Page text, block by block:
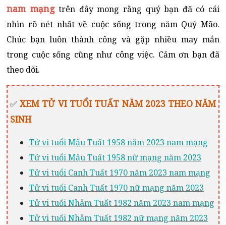
nam mạngtrên đây mong rằng quý bạn đã có cái
nhìn rõ nét nhất về cuộc sống trong năm Quý Mão.
Chúc bạn luôn thành công và gặp nhiều may mắn
trong cuộc sống cũng như công việc. Cảm ơn bạn đã
theo dõi.
✅ XEM TỬ VI TUỔI TUẤT NĂM 2023 THEO NĂM
SINH
Tử vi tuổi Mậu Tuất 1958 năm 2023 nam mạng
Tử vi tuổi Mậu Tuất 1958 nữ mạng năm 2023
Tử vi tuổi Canh Tuất 1970 năm 2023 nam mạng
Tử vi tuổi Canh Tuất 1970 nữ mạng năm 2023
Tử vi tuổi Nhâm Tuất 1982 năm 2023 nam mạng
Tử vi tuổi Nhâm Tuất 1982 nữ mạng năm 2023